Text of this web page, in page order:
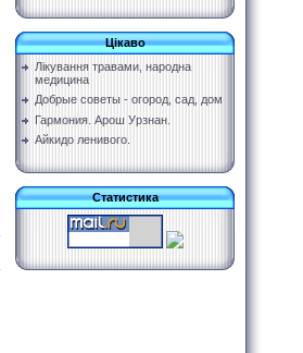
Цікаво
Лікування травами, народна
медицина
Добрые советы - огород, сад, дом
Гармония. Арош Урзнан.
Айкидо ленивого.
Статистика